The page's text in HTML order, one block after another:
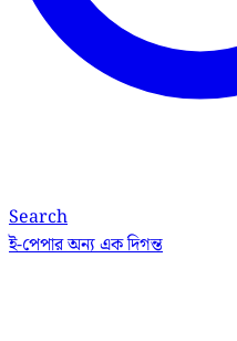
Search
ই-পেপারঅন্য এক দিগন্ত